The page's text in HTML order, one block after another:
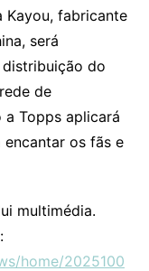
fabricante
será
do
de
Topps aplicará
encantar os fãs e
multimédia.
home/2025100